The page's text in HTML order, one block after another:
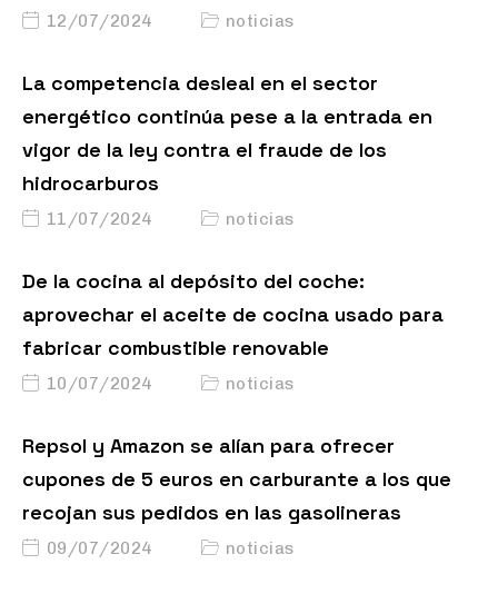
12/07/2024 noticias
La competencia desleal en el sector
energético continúa pese a la entrada en
vigor de la ley contra el fraude de los
hidrocarburos
11/07/2024 noticias
De la cocina al depósito del coche:
aprovechar el aceite de cocina usado para
fabricar combustible renovable
10/07/2024 noticias
Repsol y Amazon se alían para ofrecer
cupones de 5 euros en carburante a los que
recojan sus pedidos en las gasolineras
09/07/2024 noticias